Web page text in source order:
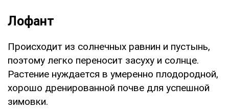
Лофант
Происходит из солнечных равнин и пустынь,
поэтому легко переносит засуху и солнце.
Растение нуждается в умеренно плодородной,
хорошо дренированной почве для успешной
зимовки.